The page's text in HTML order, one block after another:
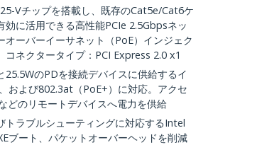
Vチップを搭載し、既存のCat5e/Cat6ケ
に活用できる高性能PCIe 2.5Gbpsネッ
オーバーイーサネット（PoE）インジェク
ネクタータイプ：PCI Express 2.0 x1
25.5WのPDを接続デバイスに供給するイ
および802.3at（PoE+）に対応。アクセ
どのリモートデバイスへ電力を供給
ラブルシューティングに対応するIntel
ブート、パケットオーバーヘッドを削減